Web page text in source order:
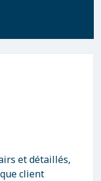
et détaillés,
client